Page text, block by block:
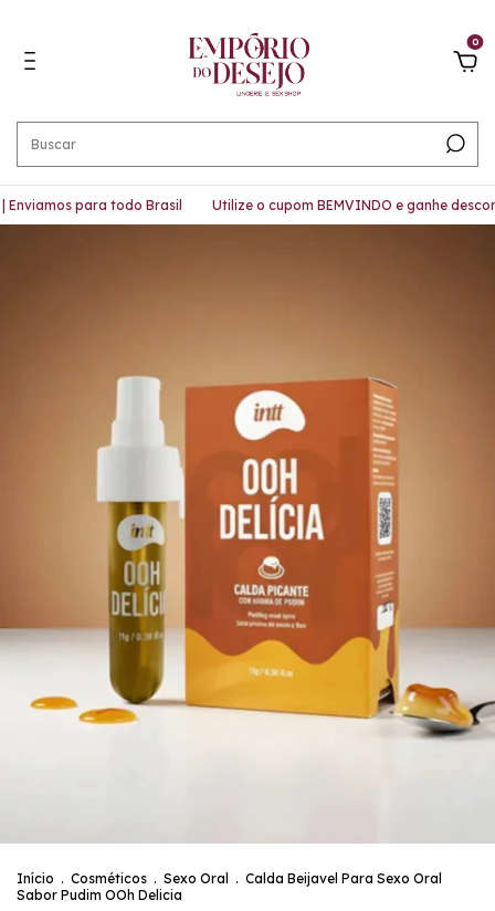
0
para todo Brasil Utilize o cupom BEMVINDO e ganhe
Início . Cosméticos . Sexo Oral . Calda Beijavel Para Sexo Oral
Sabor Pudim OOh Delicia